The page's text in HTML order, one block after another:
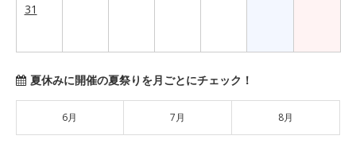
31
夏休みに開催の夏祭りを月ごとにチェック！
6月 7月 8月